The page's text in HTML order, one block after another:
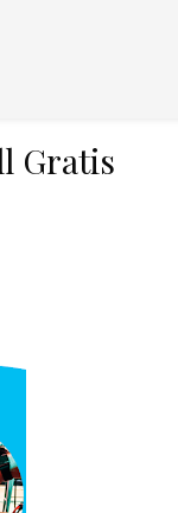
Gratis